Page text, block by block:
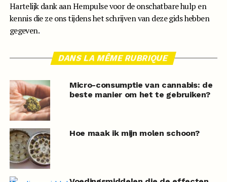
Hartelijk dank aan Hempulse voor de onschatbare hulp en
kennis die ze ons tijdens het schrijven van deze gids hebben
gegeven.
DANS LA MÊME RUBRIQUE
Micro-consumptie van cannabis: de
beste manier om het te gebruiken?
Hoe maak ik mijn molen schoon?